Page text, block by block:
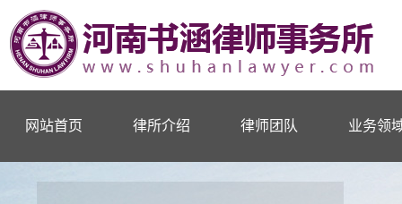
网站首页 律所介绍 律师团队 业务领